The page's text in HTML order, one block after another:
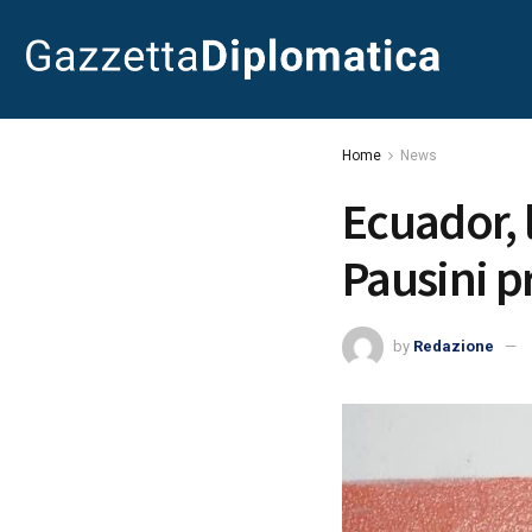
Home News
Ecuador,
Pausini
by Redazione